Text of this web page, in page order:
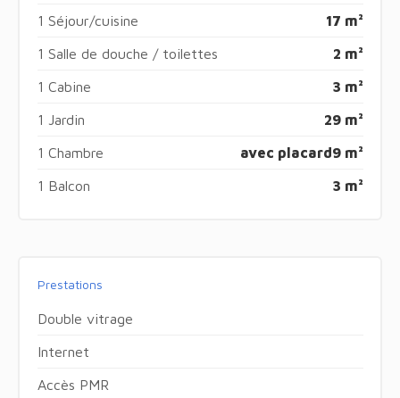
1 Séjour/cuisine 17 m²
1 Salle de douche / toilettes 2 m²
1 Cabine 3 m²
1 Jardin 29 m²
1 Chambre 9 m²
avec placard
1 Balcon 3 m²
Prestations
Double vitrage
Internet
Accès PMR